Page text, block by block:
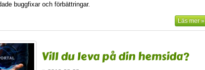
buggfixar och förbättringar.
Läs mer »
Vill du leva på din hemsida?